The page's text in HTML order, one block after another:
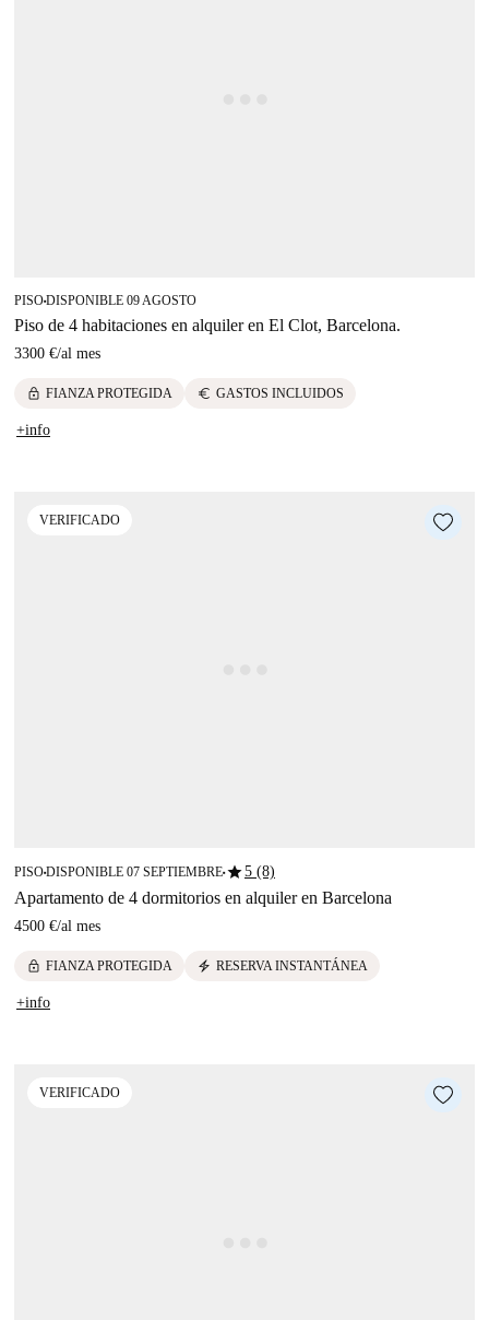
PISO■DISPONIBLE 09 AGOSTO
Piso de 4 habitaciones en alquiler en El Clot, Barcelona.
3300 €/al mes
lock FIANZA PROTEGIDA euro GASTOS INCLUIDOS
+info
VERIFICADO
PISO■DISPONIBLE 07 SEPTIEMBRE■star5 (8)
Apartamento de 4 dormitorios en alquiler en Barcelona
4500 €/al mes
lock FIANZA PROTEGIDA electric_bolt RESERVA INSTANTÁNEA
+info
VERIFICADO